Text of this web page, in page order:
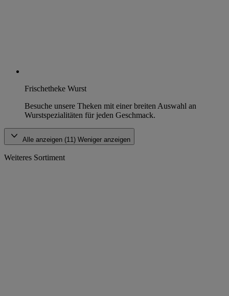
Frischetheke Wurst
Besuche unsere Theken mit einer breiten Auswahl an
Wurstspezialitäten für jeden Geschmack.
Alle anzeigen (11) Weniger anzeigen
Weiteres Sortiment